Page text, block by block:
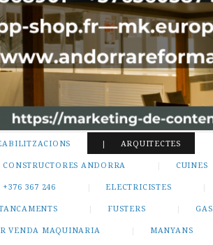
ARQUITECTES
CONSTRUCTORES ANDORRA CUINES
367 246 ELECTRICISTES
FUSTERS GAS
VENDA MAQUINARIA MANYANS